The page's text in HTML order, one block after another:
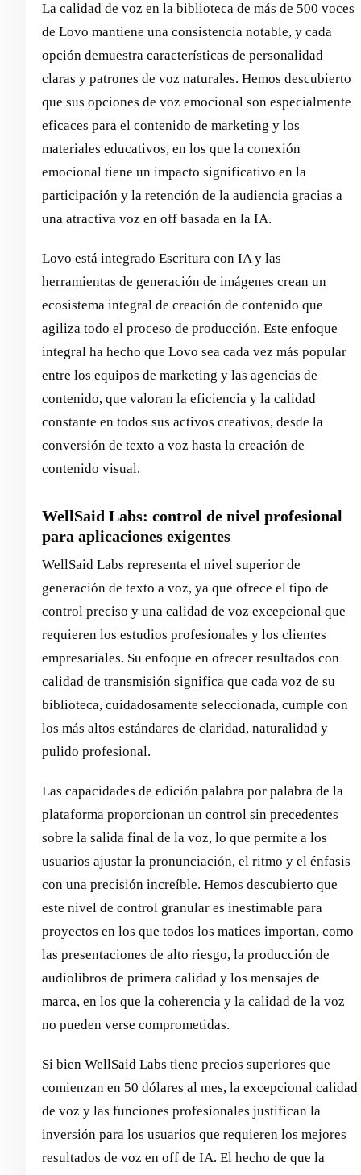
La calidad de voz en la biblioteca de más de 500 voces
de Lovo mantiene una consistencia notable, y cada
opción demuestra características de personalidad
claras y patrones de voz naturales. Hemos descubierto
que sus opciones de voz emocional son especialmente
eficaces para el contenido de marketing y los
materiales educativos, en los que la conexión
emocional tiene un impacto significativo en la
participación y la retención de la audiencia gracias a
una atractiva voz en off basada en la IA.
Lovo está integrado Escritura con IAy las
herramientas de generación de imágenes crean un
ecosistema integral de creación de contenido que
agiliza todo el proceso de producción. Este enfoque
integral ha hecho que Lovo sea cada vez más popular
entre los equipos de marketing y las agencias de
contenido, que valoran la eficiencia y la calidad
constante en todos sus activos creativos, desde la
conversión de texto a voz hasta la creación de
contenido visual.
WellSaid Labs: control de nivel profesional
para aplicaciones exigentes
WellSaid Labs representa el nivel superior de
generación de texto a voz, ya que ofrece el tipo de
control preciso y una calidad de voz excepcional que
requieren los estudios profesionales y los clientes
empresariales. Su enfoque en ofrecer resultados con
calidad de transmisión significa que cada voz de su
biblioteca, cuidadosamente seleccionada, cumple con
los más altos estándares de claridad, naturalidad y
pulido profesional.
Las capacidades de edición palabra por palabra de la
plataforma proporcionan un control sin precedentes
sobre la salida final de la voz, lo que permite a los
usuarios ajustar la pronunciación, el ritmo y el énfasis
con una precisión increíble. Hemos descubierto que
este nivel de control granular es inestimable para
proyectos en los que todos los matices importan, como
las presentaciones de alto riesgo, la producción de
audiolibros de primera calidad y los mensajes de
marca, en los que la coherencia y la calidad de la voz
no pueden verse comprometidas.
Si bien WellSaid Labs tiene precios superiores que
comienzan en 50 dólares al mes, la excepcional calidad
de voz y las funciones profesionales justifican la
inversión para los usuarios que requieren los mejores
resultados de voz en off de IA. El hecho de que la